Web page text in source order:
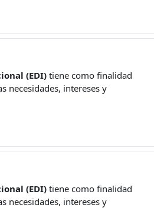
(EDI) tiene como finalidad
necesidades, intereses y
(EDI) tiene como finalidad
necesidades, intereses y